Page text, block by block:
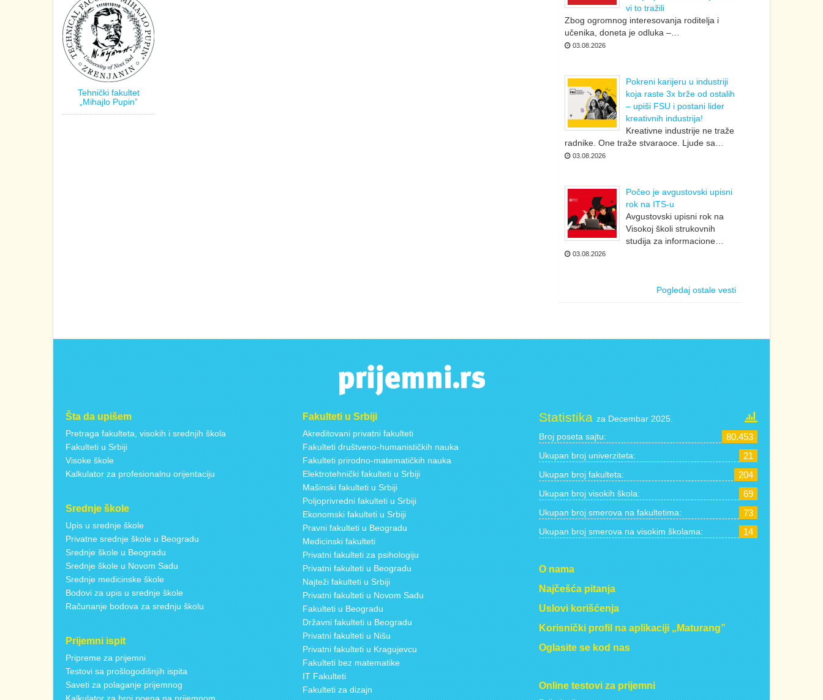
Tehnički fakultet
„Mihajlo Pupin”
vi to tražili
Zbog ogromnog interesovanja roditelja i
učenika, doneta je odluka –…
03.08.2026
Pokreni karijeru u industriji
koja raste 3x brže od ostalih
– upiši FSU i postani lider
kreativnih industrija!
Kreativne industrije ne traže
radnike. One traže stvaraoce. Ljude sa…
03.08.2026
Počeo je avgustovski upisni
rok na ITS-u
Avgustovski upisni rok na
Visokoj školi strukovnih
studija za informacione…
03.08.2026
Pogledaj ostale vesti
Šta da upišem
Pretraga fakulteta, visokih i srednjih škola
Fakulteti u Srbiji
Visoke škole
Kalkulator za profesionalnu orijentaciju
Srednje škole
Upis u srednje škole
Privatne srednje škole u Beogradu
Srednje škole u Beogradu
Srednje škole u Novom Sadu
Srednje medicinske škole
Bodovi za upis u srednje škole
Računanje bodova za srednju školu
Prijemni ispit
Pripreme za prijemni
Testovi sa prošlogodišnjih ispita
Saveti za polaganje prijemnog
Fakulteti u Srbiji
Akreditovani privatni fakulteti
Fakulteti društveno-humanističkih nauka
Fakulteti prirodno-matematičkih nauka
Elektrotehnički fakulteti u Srbiji
Mašinski fakulteti u Srbiji
Poljoprivredni fakulteti u Srbiji
Ekonomski fakulteti u Srbiji
Pravni fakulteti u Beogradu
Medicinski fakulteti
Privatni fakulteti za psihologiju
Privatni fakulteti u Beogradu
Najteži fakulteti u Srbiji
Privatni fakulteti u Novom Sadu
Fakulteti u Beogradu
Državni fakulteti u Beogradu
Privatni fakulteti u Nišu
Privatni fakulteti u Kragujevcu
Fakulteti bez matematike
IT Fakulteti
Fakulteti za dizajn
Statistikaza Decembar 2025.
Broj poseta sajtu: 80.453
Ukupan broj univerziteta: 21
Ukupan broj fakulteta: 204
Ukupan broj visokih škola: 69
Ukupan broj smerova na fakultetima: 73
Ukupan broj smerova na visokim školama: 14
O nama
Najčešća pitanja
Uslovi korišćenja
Korisnički profil na aplikaciji „Maturang”
Oglasite se kod nas
Online testovi za prijemni